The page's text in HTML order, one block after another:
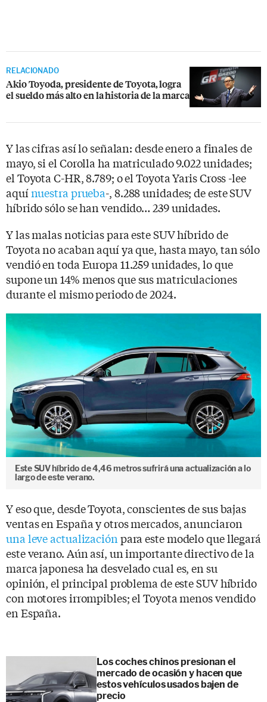
RELACIONADO
Akio Toyoda, presidente de Toyota, logra
el sueldo más alto en la historia de la marca
Y las cifras así lo señalan: desde enero a finales de
mayo, si el Corolla ha matriculado 9.022 unidades;
el Toyota C-HR, 8.789; o el Toyota Yaris Cross -lee
aquínuestra prueba-, 8.288 unidades; de este SUV
híbrido sólo se han vendido… 239 unidades.
Y las malas noticias para este SUV híbrido de
Toyota no acaban aquí ya que, hasta mayo, tan sólo
vendió en toda Europa 11.259 unidades, lo que
supone un 14% menos que sus matriculaciones
durante el mismo periodo de 2024.
Este SUV híbrido de 4,46 metros sufrirá una actualización a lo
largo de este verano.
Y eso que, desde Toyota, conscientes de sus bajas
ventas en España y otros mercados, anunciaron
una leve actualizaciónpara este modelo que llegará
este verano. Aún así, un importante directivo de la
marca japonesa ha desvelado cual es, en su
opinión, el principal problema de este SUV híbrido
con motores irrompibles; el Toyota menos vendido
en España.
Los coches chinos presionan el
mercado de ocasión y hacen que
estos vehículos usados bajen de
precio